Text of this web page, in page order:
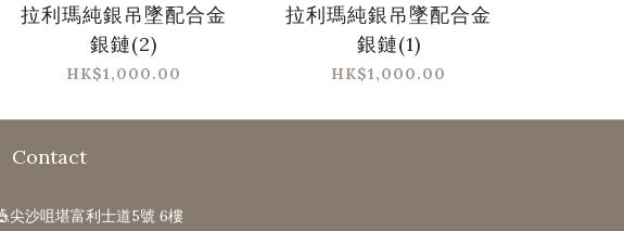
拉利瑪純銀吊墜配合金
銀鏈(2)
HK$1,000.00
拉利瑪純銀吊墜配合金
銀鏈(1)
HK$1,000.00
Contact
尖沙咀堪富利士道5號 6樓